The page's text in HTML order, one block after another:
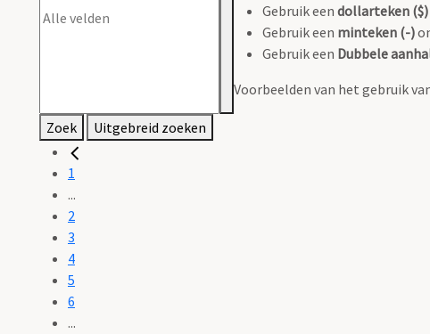
Gebruik een dollarteken ($)
Gebruik een minteken (-)
Gebruik een Dubbele
Voorbeelden van het gebruik
Zoek Uitgebreid zoeken
1
...
2
3
4
5
6
...